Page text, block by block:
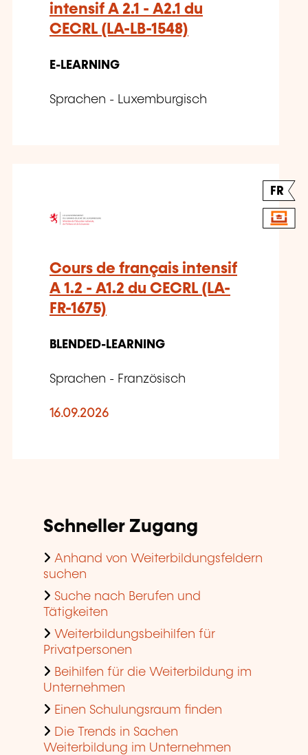
intensif A 2.1 - A2.1 du
CECRL (LA-LB-1548)
E-LEARNING
Sprachen - Luxemburgisch
FR
Cours de français intensif
A 1.2 - A1.2 du CECRL (LA-
FR-1675)
BLENDED-LEARNING
Sprachen - Französisch
16.09.2026
Schneller Zugang
Anhand von Weiterbildungsfeldern
suchen
Suche nach Berufen und
Tätigkeiten
Weiterbildungsbeihilfen für
Privatpersonen
Beihilfen für die Weiterbildung im
Unternehmen
Einen Schulungsraum finden
Die Trends in Sachen
Weiterbildung im Unternehmen